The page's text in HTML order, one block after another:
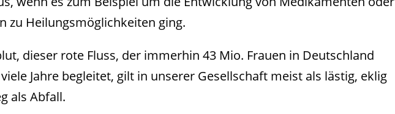
zu Heilungsmöglichkeiten ging.
dieser rote Fluss, der immerhin 43 Mio. Frauen in Deutschland
Jahre begleitet, gilt in unserer Gesellschaft meist als lästig, eklig
als Abfall.